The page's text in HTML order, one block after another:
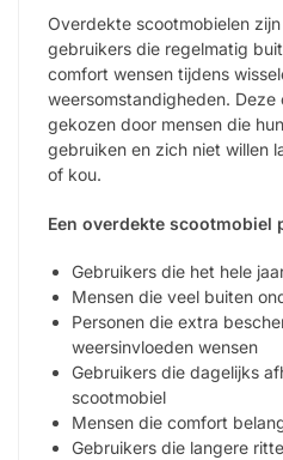
Overdekte scootmobielen
gebruikers die regelmatig
comfort wensen tijdens
weersomstandigheden.
gekozen door mensen die
gebruiken en zich niet willen
of kou.
Een overdekte scootmobiel
Gebruikers die het hele
Mensen die veel buiten
Personen die extra
weersinvloeden wensen
Gebruikers die dagelijks
scootmobiel
Mensen die comfort
Gebruikers die langere